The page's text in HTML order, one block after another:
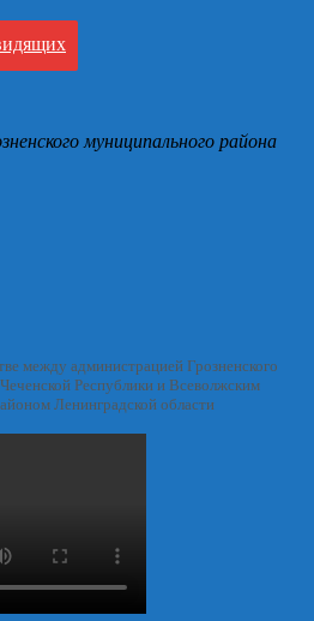
муниципального района
между администрацией Грозненского
Республики и Всеволжским
Ленинградской области